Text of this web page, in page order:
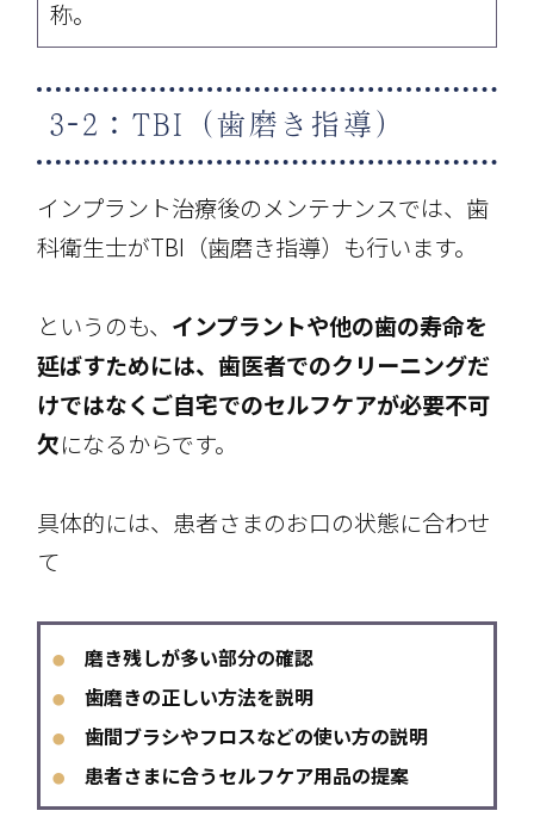
称。
3-2：TBI（歯磨き指導）
インプラント治療後のメンテナンスでは、歯
科衛生士がTBI（歯磨き指導）も行います。
というのも、 インプラントや他の歯の寿命を
延ばすためには、歯医者でのクリーニングだ
けではなくご自宅でのセルフケアが必要不可
欠になるからです。
具体的には、患者さまのお口の状態に合わせ
て
● 磨き残しが多い部分の確認
● 歯磨きの正しい方法を説明
● 歯間ブラシやフロスなどの使い方の説明
● 患者さまに合うセルフケア用品の提案